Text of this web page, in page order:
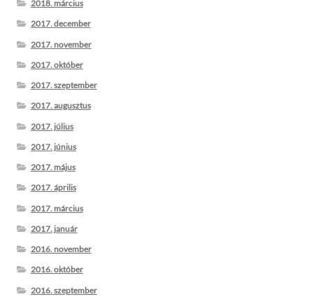
2018. március
2017. december
2017. november
2017. október
2017. szeptember
2017. augusztus
2017. július
2017. június
2017. május
2017. április
2017. március
2017. január
2016. november
2016. október
2016. szeptember